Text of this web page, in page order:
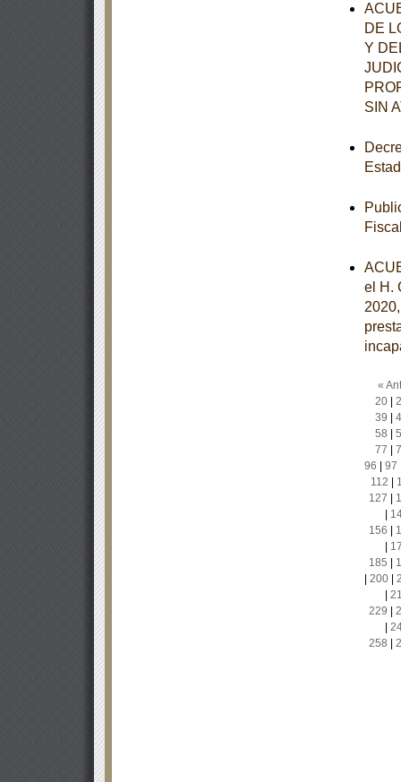
DE
Y
SIN
el H.
«
20|
39
58
77
96
97
112
127
156
185
200|
229
258